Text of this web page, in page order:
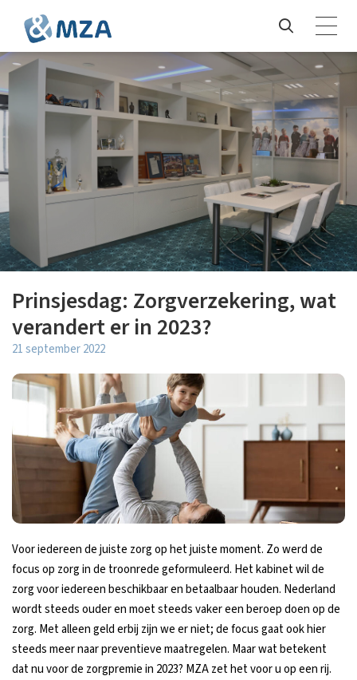
Prinsjesdag: Zorgverzekering, wat
verandert er in 2023?
21 september 2022
Voor iedereen de juiste zorg op het juiste moment. Zo werd de
focus op zorg in de troonrede geformuleerd. Het kabinet wil de
zorg voor iedereen beschikbaar en betaalbaar houden. Nederland
wordt steeds ouder en moet steeds vaker een beroep doen op de
zorg. Met alleen geld erbij zijn we er niet; de focus gaat ook hier
steeds meer naar preventieve maatregelen. Maar wat betekent
dat nu voor de zorgpremie in 2023? MZA zet het voor u op een rij.